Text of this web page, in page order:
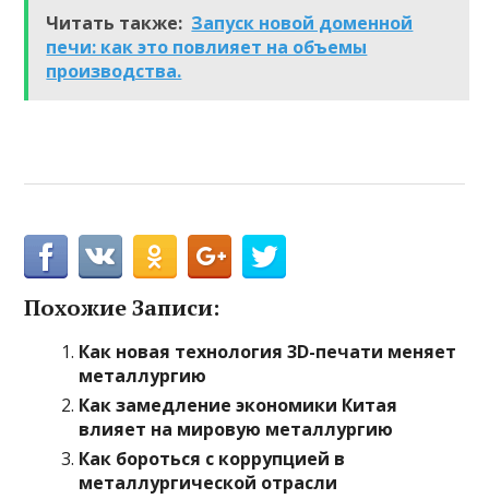
Читать также: Запуск новой доменной
печи: как это повлияет на объемы
производства.
Похожие Записи:
Как новая технология 3D-печати меняет
металлургию
Как замедление экономики Китая
влияет на мировую металлургию
Как бороться с коррупцией в
металлургической отрасли